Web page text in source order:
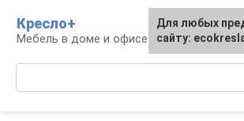
контенту
Кресло+
Мебель в доме и офисе
Для любых
сайту: